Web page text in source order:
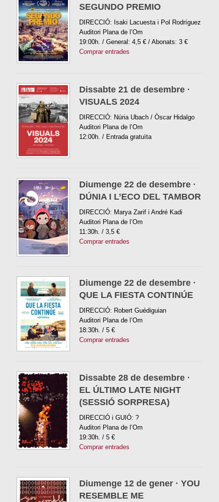
SEGUNDO PREMIO
DIRECCIÓ: Isaki Lacuesta i Pol Rodríguez
Auditori Plana de l’Om
19:00h. / General: 4,5 € / Abonats: 3 €
Comprar entrades
Dissabte 21 de desembre ·
VISUALS 2024
DIRECCIÓ: Núria Ubach / Òscar Hidalgo
Auditori Plana de l’Om
12:00h. / Entrada gratuïta
Diumenge 22 de desembre ·
DÚNIA I L’ECO DEL TAMBOR
DIRECCIÓ: Marya Zarif i André Kadi
Auditori Plana de l’Om
11:30h. / 3,5 €
Comprar entrades
Diumenge 22 de desembre ·
QUE LA FIESTA CONTINÚE
DIRECCIÓ: Robert Guédiguian
Auditori Plana de l’Om
18:30h. / 5 €
Comprar entrades
Dissabte 28 de desembre ·
EL ÚLTIMO LATE NIGHT
(SESSIÓ SORPRESA)
DIRECCIÓ i GUIÓ: ?
Auditori Plana de l’Om
19:30h. / 5 €
Comprar entrades
Diumenge 12 de gener · YOU
RESEMBLE ME